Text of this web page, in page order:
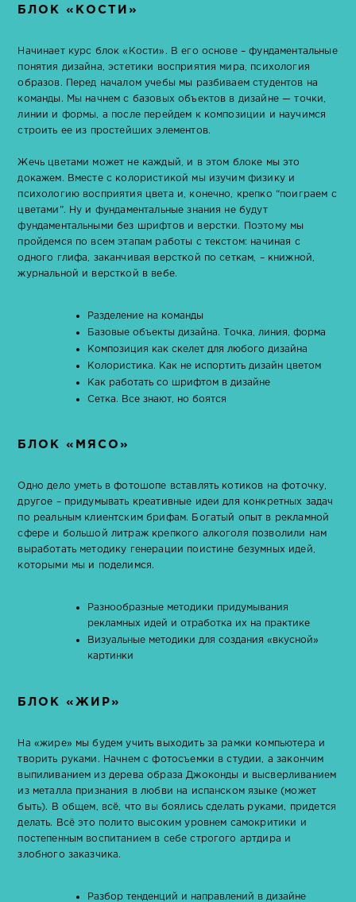
БЛОК «КОСТИ»
Начинает курс блок «Кости». В его основе – фундаментальные
понятия дизайна, эстетики восприятия мира, психология
образов. Перед началом учебы мы разбиваем студентов на
команды. Мы начнем с базовых объектов в дизайне — точки,
линии и формы, а после перейдем к композиции и научимся
строить ее из простейших элементов.
Жечь цветами может не каждый, и в этом блоке мы это
докажем. Вместе с колористикой мы изучим физику и
психологию восприятия цвета и, конечно, крепко “поиграем с
цветами”. Ну и фундаментальные знания не будут
фундаментальными без шрифтов и верстки. Поэтому мы
пройдемся по всем этапам работы с текстом: начиная с
одного глифа, заканчивая версткой по сеткам, – книжной,
журнальной и версткой в вебе.
Разделение на команды
Базовые объекты дизайна. Точка, линия, форма
Композиция как скелет для любого дизайна
Колористика. Как не испортить дизайн цветом
Как работать со шрифтом в дизайне
Сетка. Все знают, но боятся
БЛОК «МЯСО»
Одно дело уметь в фотошопе вставлять котиков на фоточку,
другое – придумывать креативные идеи для конкретных задач
по реальным клиентским брифам. Богатый опыт в рекламной
сфере и большой литраж крепкого алкоголя позволили нам
выработать методику генерации поистине безумных идей,
которыми мы и поделимся.
Разнообразные методики придумывания
рекламных идей и отработка их на практике
Визуальные методики для создания «вкусной»
картинки
БЛОК «ЖИР»
На «жире» мы будем учить выходить за рамки компьютера и
творить руками. Начнем с фотосъемки в студии, а закончим
выпиливанием из дерева образа Джоконды и высверливанием
из металла признания в любви на испанском языке (может
быть). В общем, всё, что вы боялись сделать руками, придется
делать. Всё это полито высоким уровнем самокритики и
постепенным воспитанием в себе строгого артдира и
злобного заказчика.
Разбор тенденций и направлений в дизайне